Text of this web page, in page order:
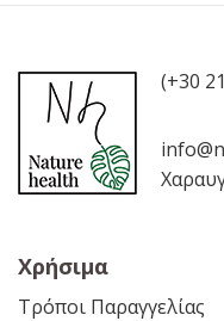
(+30
Χρήσιμα
Τρόποι Παραγγελίας